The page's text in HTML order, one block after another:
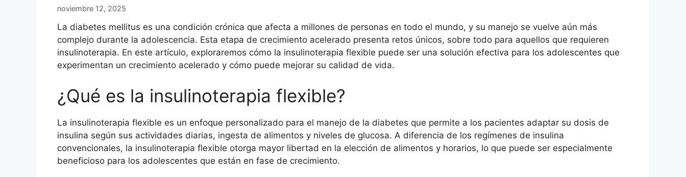
noviembre 12, 2025
La diabetes mellitus es una condición crónica que afecta a millones de personas en todo el mundo, y su manejo se vuelve aún más
complejo durante la adolescencia. Esta etapa de crecimiento acelerado presenta retos únicos, sobre todo para aquellos que requieren
insulinoterapia. En este artículo, exploraremos cómo la insulinoterapia flexible puede ser una solución efectiva para los adolescentes que
experimentan un crecimiento acelerado y cómo puede mejorar su calidad de vida.
¿Qué es la insulinoterapia flexible?
La insulinoterapia flexible es un enfoque personalizado para el manejo de la diabetes que permite a los pacientes adaptar su dosis de
insulina según sus actividades diarias, ingesta de alimentos y niveles de glucosa. A diferencia de los regímenes de insulina
convencionales, la insulinoterapia flexible otorga mayor libertad en la elección de alimentos y horarios, lo que puede ser especialmente
beneficioso para los adolescentes que están en fase de crecimiento.